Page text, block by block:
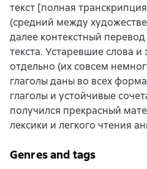
текст [полная
(средний между
далее контекстный
текста. Устаревшие слова
отдельно (их совсем
глаголы даны во всех
глаголы и устойчивые
получился прекрасный
лексики и легкого чтения
Genres and tags